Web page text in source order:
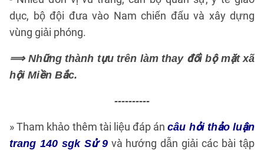
dục, bộ đội đưa vào Nam chiến đấu và xây dựng
vùng giải phóng.
⟹ Những thành tựu trên làm thay đổi bộ mặt xã
hội Miền Bắc.
----------
» Tham khảo thêm tài liệu đáp áncâu hỏi thảo luận
trang 140 sgk Sử 9và hướng dẫn giải các bài tập